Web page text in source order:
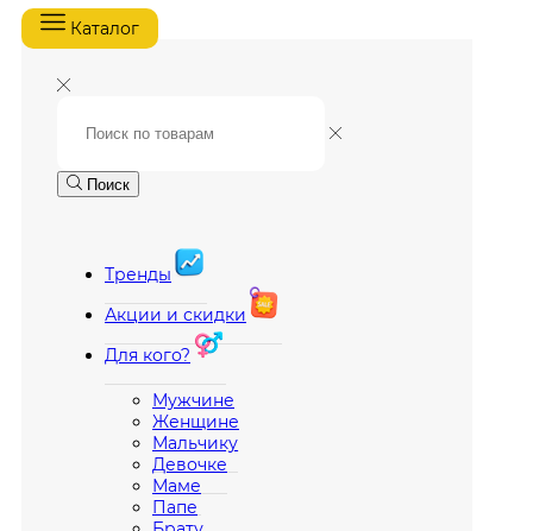
Каталог
Поиск
Тренды
Акции и скидки
Для кого?
Мужчине
Женщине
Мальчику
Девочке
Маме
Папе